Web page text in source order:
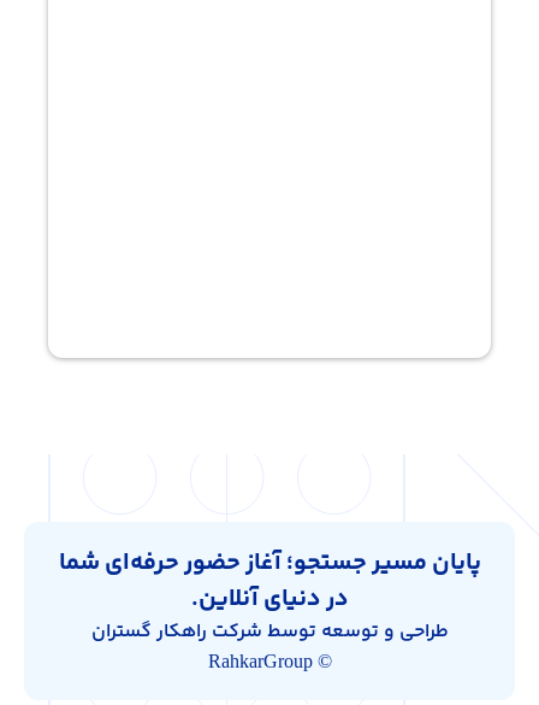
پایان مسیر جستجو؛ آغاز حضور حرفه‌ای شما
در دنیای آنلاین.
طراحی و توسعه توسط شرکت راهکار گستران
© RahkarGroup